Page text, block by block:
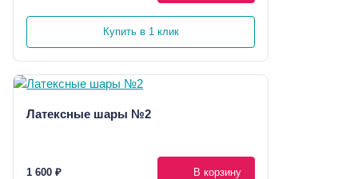
Купить в 1 клик
Латексные шары №2
1 600 ₽ В корзину